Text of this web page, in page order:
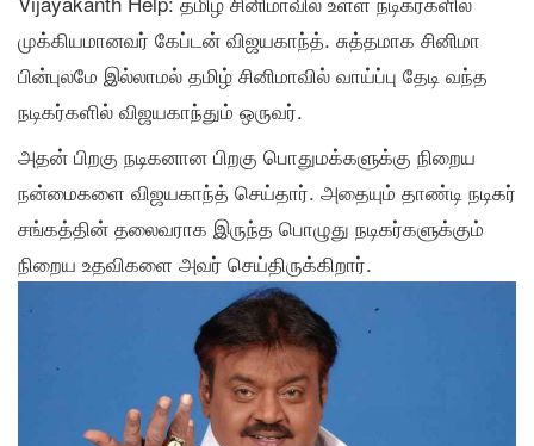
முக்கியமானவர் கேப்டன் விஜயகாந்த். சுத்தமாக சினிமா
பின்புலமே இல்லாமல் தமிழ் சினிமாவில் வாய்ப்பு தேடி வந்த
நடிகர்களில் விஜயகாந்தும் ஒருவர்.
அதன் பிறகு நடிகனான பிறகு பொதுமக்களுக்கு நிறைய
நன்மைகளை விஜயகாந்த் செய்தார். அதையும் தாண்டி நடிகர்
சங்கத்தின் தலைவராக இருந்த பொழுது நடிகர்களுக்கும்
நிறைய உதவிகளை அவர் செய்திருக்கிறார்.